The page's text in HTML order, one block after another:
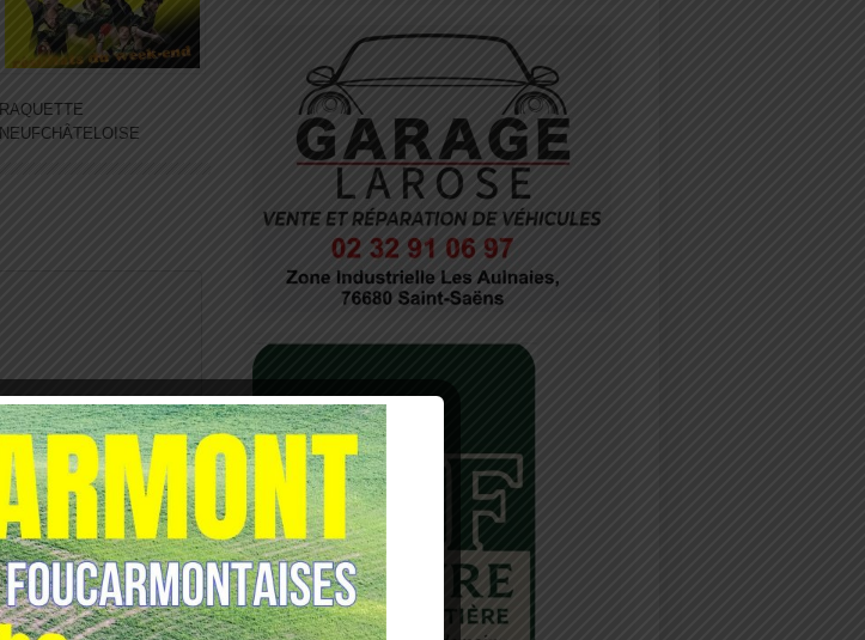
RAQUETTE
NEUFCHÂTELOISE